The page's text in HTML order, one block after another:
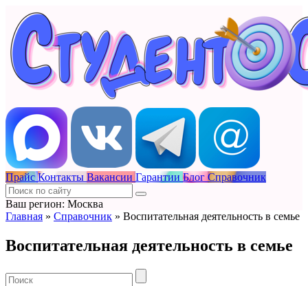
Прайс Контакты Вакансии Гарантии Блог Справочник
Ваш регион: Москва
Главная » Справочник » Воспитательная деятельность в семье
Воспитательная деятельность в семье